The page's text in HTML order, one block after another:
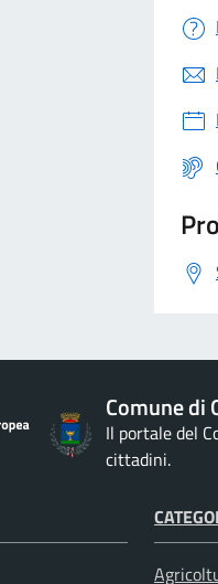
Comune di
Il portale del
cittadini.